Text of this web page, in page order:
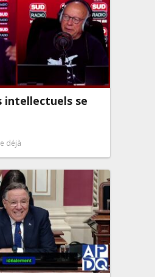
intellectuels se
déjà